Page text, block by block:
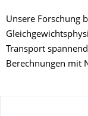
Unsere Forschung
Transport
Berechnungen mit
Zu dieser